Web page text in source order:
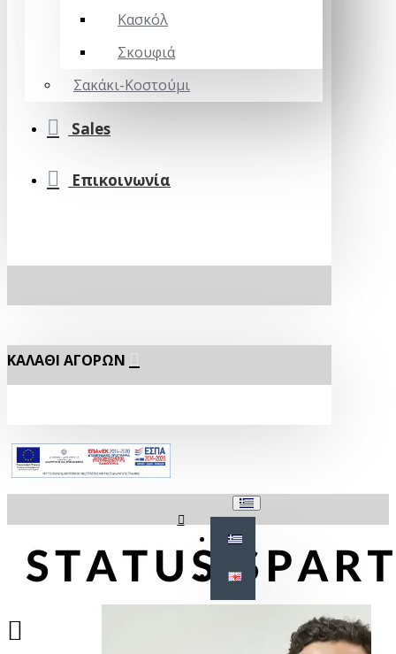
Κασκόλ
Σκουφιά
Σακάκι-Κοστούμι
Sales
Επικοινωνία
ΚΑΛΆΘΙ ΑΓΟΡΏΝ
Σύνδεση
Εγγραφή